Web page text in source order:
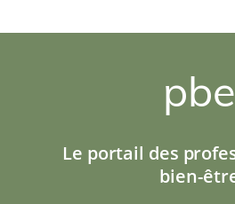
pbe
Le portail des
bien-